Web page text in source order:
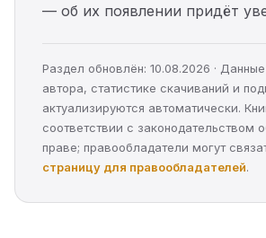
— об их появлении придёт
Раздел обновлён: 10.08.2026 ·
автора, статистике скачиваний и
актуализируются автоматически.
соответствии с законодательством
праве; правообладатели могут
страницу для правообладателей.